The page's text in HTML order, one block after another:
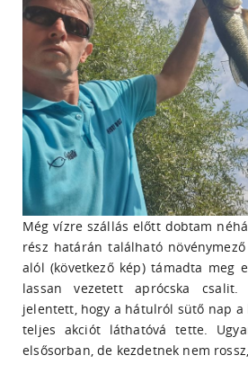
Még vízre szállás előtt dobtam
rész határán található
alól (következő kép) támadta meg
lassan vezetett aprócska csalit.
jelentett, hogy a hátulról sütő nap
teljes akciót láthatóvá tette.
elsősorban, de kezdetnek nem